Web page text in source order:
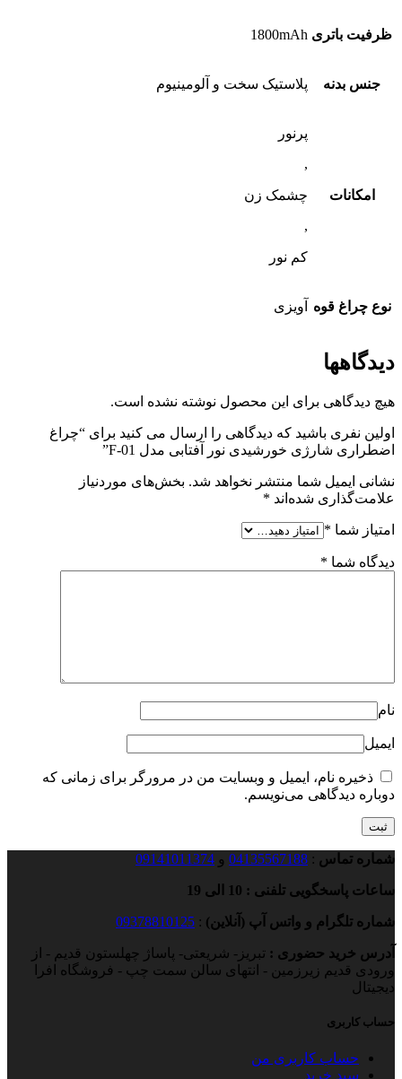
ظرفیت باتری 1800mAh
جنس بدنه پلاستیک سخت و آلومینیوم
امکانات
پرنور
,
چشمک زن
,
کم نور
نوع چراغ قوه آویزی
دیدگاهها
هیچ دیدگاهی برای این محصول نوشته نشده است.
اولین نفری باشید که دیدگاهی را ارسال می کنید برای “چراغ
اضطراری شارژی خورشیدی نور آفتابی مدل F-01”
نشانی ایمیل شما منتشر نخواهد شد. بخش‌های موردنیاز
علامت‌گذاری شده‌اند *
امتیاز شما *
دیدگاه شما *
نام
ایمیل
ذخیره نام، ایمیل و وبسایت من در مرورگر برای زمانی که
دوباره دیدگاهی می‌نویسم.
شماره تماس :
04135567188 و 09141011374
ساعات پاسخگویی تلفنی : 10 الی 19
شماره تلگرام و واتس آپ (آنلاین) :
09378810125
آدرس خرید حضوری : تبریز- شریعتی- پاساژ چهلستون قدیم - از
ورودی قدیم زیرزمین - انتهای سالن سمت چپ - فروشگاه افرا
دیجیتال
حساب کاربری
حساب کاربری من
سبد خرید